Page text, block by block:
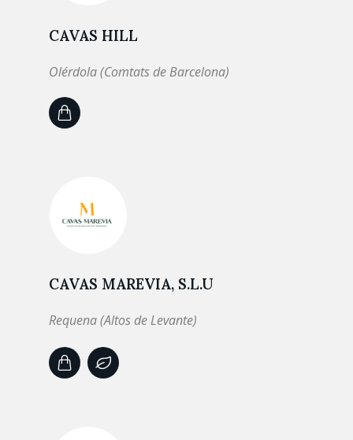
CAVAS HILL
Olérdola (Comtats de Barcelona)
CAVAS MAREVIA, S.L.U
Requena (Altos de Levante)